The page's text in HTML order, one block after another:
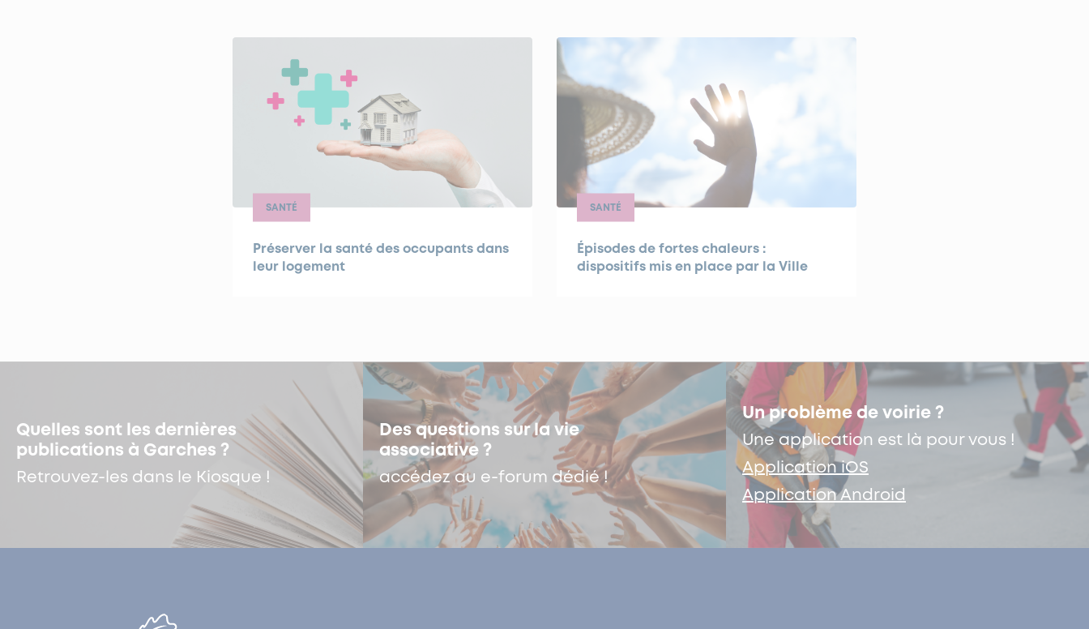
SANTÉ
Préserver la santé des occupants dans
leur logement
SANTÉ
Épisodes de fortes chaleurs :
dispositifs mis en place par la Ville
Quelles sont les dernières
publications à Garches ?
Retrouvez-les dans le Kiosque !
Des questions sur la vie
associative ?
accédez au e-forum dédié !
Un problème de voirie ?
Une application est là pour vous !
Application iOS
Application Android